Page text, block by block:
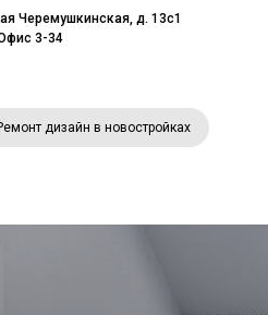
Черемушкинская, д. 13с1
3-34
дизайн в новостройках